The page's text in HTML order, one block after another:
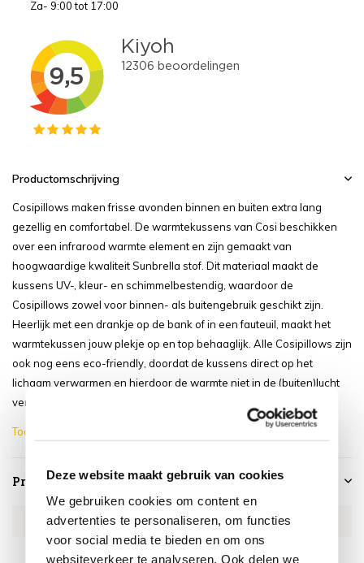
Deze website maakt gebruik van cookies
We gebruiken cookies om content en
advertenties te personaliseren, om functies
voor social media te bieden en om ons
websiteverkeer te analyseren. Ook delen we
Za- 9:00 tot 17:00
Productomschrijving
Cosipillows maken frisse avonden binnen en buiten extra lang
gezellig en comfortabel. De warmtekussens van Cosi beschikken
over een infrarood warmte element en zijn gemaakt van
hoogwaardige kwaliteit Sunbrella stof. Dit materiaal maakt de
kussens UV-, kleur- en schimmelbestendig, waardoor de
Cosipillows zowel voor binnen- als buitengebruik geschikt zijn.
Heerlijk met een drankje op de bank of in een fauteuil, maakt het
warmtekussen jouw plekje op en top behaaglijk. Alle Cosipillows zijn
ook nog eens eco-friendly, doordat de kussens direct op het
lichaam verwarmen en hierdoor de warmte niet in de (buiten)lucht
verloren gaat. Zo wordt warmte ...
Toon meer
Productspecificaties
Artikelnummer CF5810030
CF5810030